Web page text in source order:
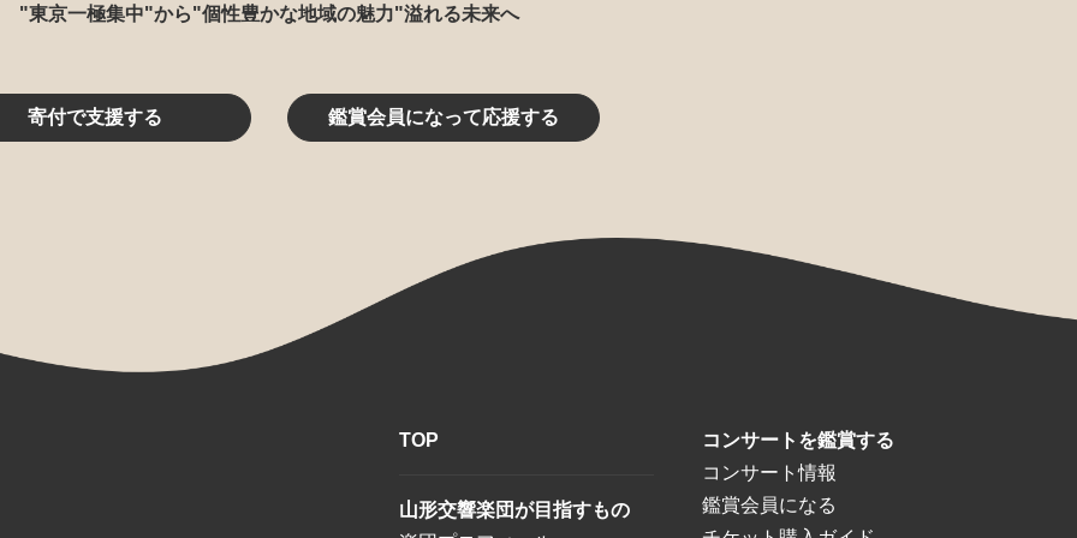
"東京一極集中"から"個性豊かな地域の魅力"溢れる未来へ
寄付で支援する 鑑賞会員になって応援する
TOP
山形交響楽団が目指すもの
コンサートを鑑賞する
コンサート情報
鑑賞会員になる